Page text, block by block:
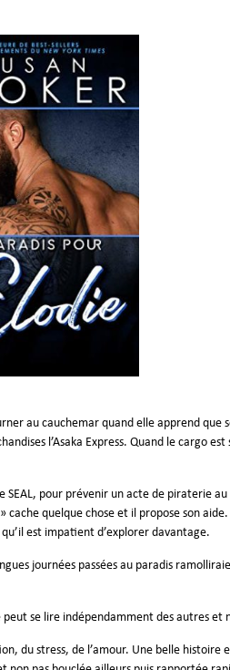
au cauchemar quand elle apprend
l’Asaka Express. Quand le cargo
pour prévenir un acte de piraterie
quelque chose et il propose son
est impatient d’explorer davantage.
journées passées au paradis
se lire indépendamment des autres et
du stress, de l’amour. Une belle histoire